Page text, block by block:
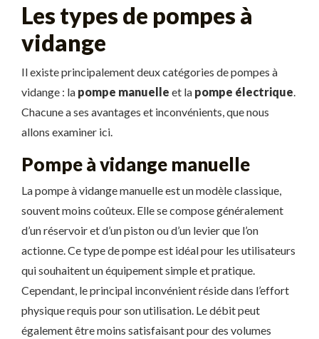
Les types de pompes à
vidange
Il existe principalement deux catégories de pompes à
vidange : la pompe manuelle et la pompe électrique
Chacune a ses avantages et inconvénients, que nous
allons examiner ici.
Pompe à vidange manuelle
La pompe à vidange manuelle est un modèle classique,
souvent moins coûteux. Elle se compose généralement
d’un réservoir et d’un piston ou d’un levier que l’on
actionne. Ce type de pompe est idéal pour les utilisateurs
qui souhaitent un équipement simple et pratique.
Cependant, le principal inconvénient réside dans l’effort
physique requis pour son utilisation. Le débit peut
également être moins satisfaisant pour des volumes